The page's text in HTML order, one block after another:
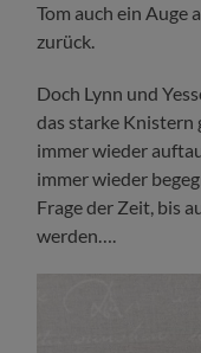
Tom auch ein Auge
zurück.
Doch Lynn und
das starke Knistern
immer wieder
immer wieder
Frage der Zeit, bis
werden….